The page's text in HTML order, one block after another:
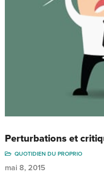
Perturbations et
QUOTIDIEN DU PROPRIO
mai 8, 2015